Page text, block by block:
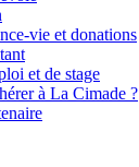
vie et donations
et de stage
à La Cimade ?